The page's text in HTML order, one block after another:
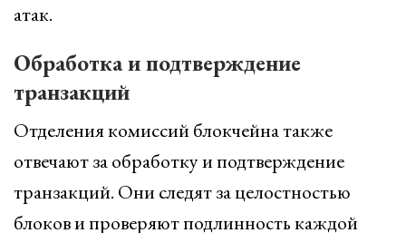
атак.
Обработка и подтверждение
транзакций
Отделения комиссий блокчейна также
отвечают за обработку и подтверждение
транзакций. Они следят за целостностью
блоков и проверяют подлинность каждой